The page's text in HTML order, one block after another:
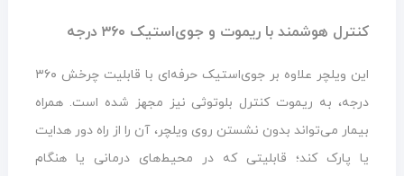
کنترل هوشمند با ریموت و جوی‌استیک ۳۶۰ درجه
این ویلچر علاوه بر جوی‌استیک حرفه‌ای با قابلیت چرخش ۳۶۰
درجه، به ریموت کنترل بلوتوثی نیز مجهز شده است. همراه
بیمار می‌تواند بدون نشستن روی ویلچر، آن را از راه دور هدایت
یا پارک کند؛ قابلیتی که در محیط‌های درمانی یا هنگام